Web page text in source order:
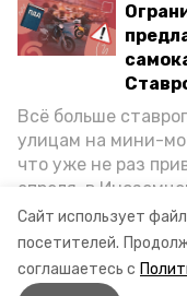
Сайт использует
посетителей.
соглашаетесь с
Всё больше
улицам на мини-
что уже не раз
апреля, в
летний пассажир
Как избежать
пресс-
представители